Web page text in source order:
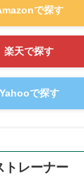
で探す
楽天で探す
Yahooで探す
トレーナー